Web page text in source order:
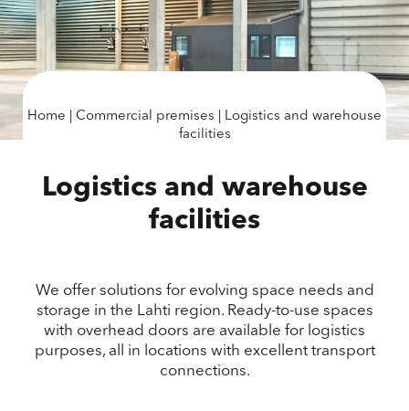
Home Commercial premises
Logistics and warehouse
facilities
Logistics and warehouse
facilities
We offer solutions for evolving space needs and
storage in the Lahti region. Ready-to-use spaces
with overhead doors are available for logistics
purposes, all in locations with excellent transport
connections.